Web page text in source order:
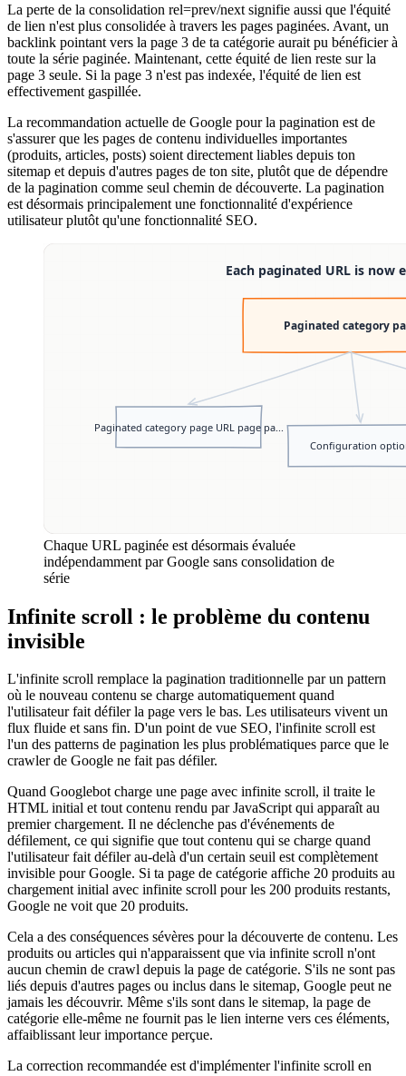
La perte de la consolidation rel=prev/next signifie aussi que l'équité
de lien n'est plus consolidée à travers les pages paginées. Avant, un
backlink pointant vers la page 3 de ta catégorie aurait pu bénéficier à
toute la série paginée. Maintenant, cette équité de lien reste sur la
page 3 seule. Si la page 3 n'est pas indexée, l'équité de lien est
effectivement gaspillée.
La recommandation actuelle de Google pour la pagination est de
s'assurer que les pages de contenu individuelles importantes
(produits, articles, posts) soient directement liables depuis ton
sitemap et depuis d'autres pages de ton site, plutôt que de dépendre
de la pagination comme seul chemin de découverte. La pagination
est désormais principalement une fonctionnalité d'expérience
utilisateur plutôt qu'une fonctionnalité SEO.
Chaque URL paginée est désormais évaluée
indépendamment par Google sans consolidation de
série
Infinite scroll : le problème du contenu
invisible
L'infinite scroll remplace la pagination traditionnelle par un pattern
où le nouveau contenu se charge automatiquement quand
l'utilisateur fait défiler la page vers le bas. Les utilisateurs vivent un
flux fluide et sans fin. D'un point de vue SEO, l'infinite scroll est
l'un des patterns de pagination les plus problématiques parce que le
crawler de Google ne fait pas défiler.
Quand Googlebot charge une page avec infinite scroll, il traite le
HTML initial et tout contenu rendu par JavaScript qui apparaît au
premier chargement. Il ne déclenche pas d'événements de
défilement, ce qui signifie que tout contenu qui se charge quand
l'utilisateur fait défiler au-delà d'un certain seuil est complètement
invisible pour Google. Si ta page de catégorie affiche 20 produits au
chargement initial avec infinite scroll pour les 200 produits restants,
Google ne voit que 20 produits.
Cela a des conséquences sévères pour la découverte de contenu. Les
produits ou articles qui n'apparaissent que via infinite scroll n'ont
aucun chemin de crawl depuis la page de catégorie. S'ils ne sont pas
liés depuis d'autres pages ou inclus dans le sitemap, Google peut ne
jamais les découvrir. Même s'ils sont dans le sitemap, la page de
catégorie elle-même ne fournit pas le lien interne vers ces éléments,
affaiblissant leur importance perçue.
La correction recommandée est d'implémenter l'infinite scroll en